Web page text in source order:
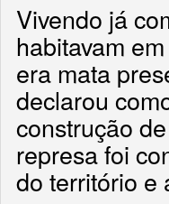
Vivendo já
habitavam
era mata
declarou
construção
represa foi
do território e